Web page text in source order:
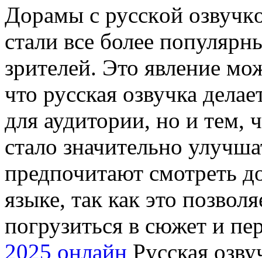
Дoрaмы с русскoй
стали все более
зрителей. Это явление
что русская озвучка
для аудитории, но и тем,
стало значительно
предпочитают смотреть
языке, так как это
погрузиться в сюжет и
2025 онлайн Русская